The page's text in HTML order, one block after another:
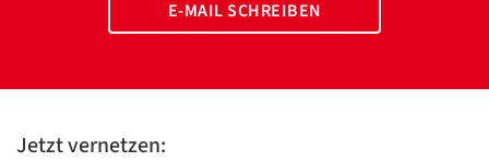
E-MAIL SCHREIBEN
Jetzt vernetzen: